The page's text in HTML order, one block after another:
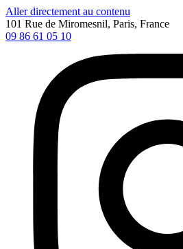
Aller directement au contenu
101 Rue de Miromesnil, Paris, France
09 86 61 05 10